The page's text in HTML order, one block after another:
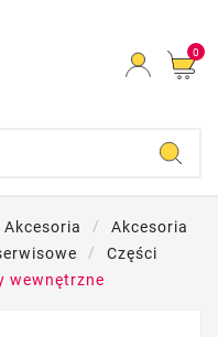
0
Akcesoria
Części
wewnętrzne